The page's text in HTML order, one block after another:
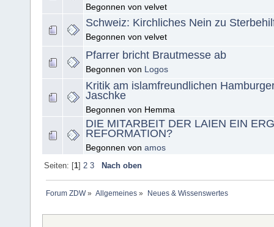
Begonnen von velvet
Schweiz: Kirchliches Nein zu
Begonnen von velvet
Pfarrer bricht Brautmesse ab
Begonnen von Logos
Kritik am islamfreundlichen
Jaschke
Begonnen von Hemma
DIE MITARBEIT DER LAIEN EIN
REFORMATION?
Begonnen von amos
Seiten: [1] 2 3 Nach oben
Forum ZDW» Allgemeines » Neues & Wissenswertes